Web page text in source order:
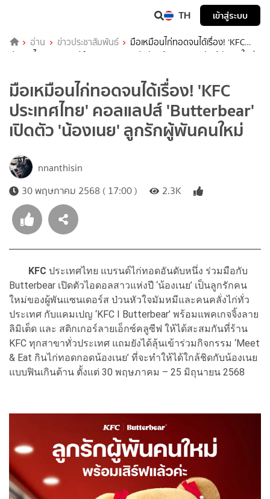
TH เข้าสู่ระบบ
อ่าน ข่าวประชาสัมพันธ์
มือเหมือนไก่ทอดจนได้เรื่อง! ‘KFC
ประเทศไทย’ คอลแลปส์ ‘Butterbear’ เปิดตัว ‘น้องเนย’ ลูกรักผู้พันคนใหม่
มือเหมือนไก่ทอดจนได้เรื่อง! 'KFC
ประเทศไทย' คอลแลปส์ 'Butterbear'
เปิดตัว 'น้องเนย' ลูกรักผู้พันคนใหม่
nnanthisin
30 พฤษภาคม 2568 ( 17:00 )
2.3K
KFC ประเทศไทย แบรนด์ไก่ทอดอันดับหนึ่ง ร่วมมือกับ
Butterbear เปิดตัวไอดอลสาวแห่งปี ‘น้องเนย’ เป็นลูกรักคน
ใหม่ของผู้พันแซนเดอร์ส ป่วนหัวใจมัมหมีและคนคลั่งไก่ทั่ว
ประเทศ กับแคมเปญ ‘KFC I Butterbear’ พร้อมแพคเกจจิ้งลาย
ลิมิเต็ด และ สติกเกอร์ลายเอ็กซ์คลูซีฟ ให้ได้สะสมกันที่ร้าน
KFC ทุกสาขาทั่วประเทศ แถมยังได้ลุ้นเข้าร่วมกิจกรรม ‘Meet
& Eat กินไก่ทอดกอดน้องเนย’ ที่จะทำให้ได้ใกล้ชิดกับน้องเนย
แบบฟินเกินต้าน ตั้งแต่ 30 พฤษภาคม – 25 มิถุนายน 2568